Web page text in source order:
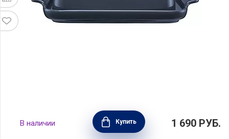
Маслёнка Indulgence 20х12 см, фарфор,
цвет синий, Maxwell & Williams, MW451-
IA0398
В наличии Купить 1 690 РУБ.